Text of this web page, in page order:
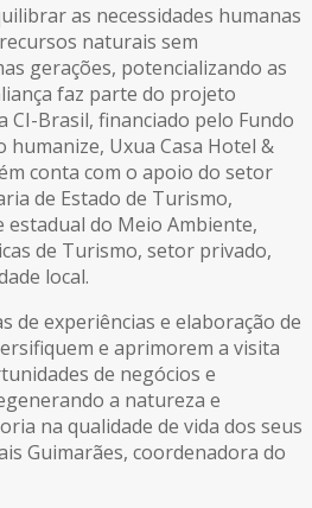
as necessidades humanas
naturais sem
gerações, potencializando as
faz parte do projeto
CI-Brasil, financiado pelo Fundo
Uxua Casa Hotel &
conta com o apoio do setor
de Estado de Turismo,
estadual do Meio Ambiente,
de Turismo, setor privado,
local.
de experiências e elaboração de
e aprimorem a visita
de negócios e
a natureza e
na qualidade de vida dos seus
Guimarães, coordenadora do